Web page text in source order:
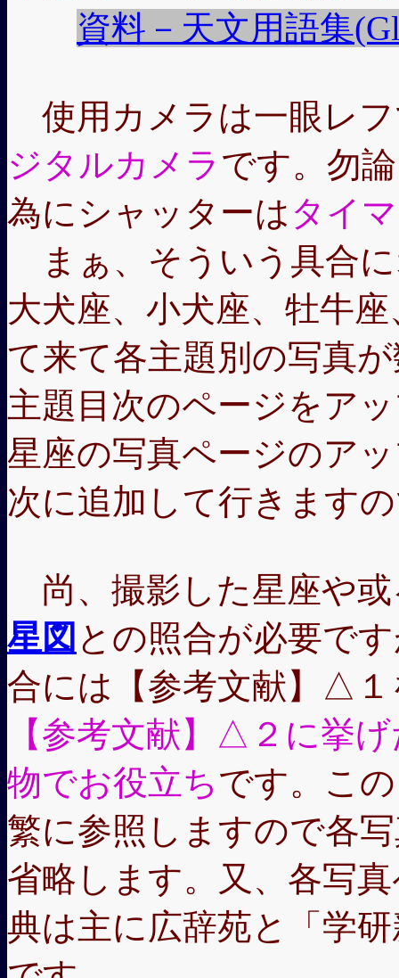
資料－天文用語集
使用カメラは一眼レ
ジタルカメラ です。勿
為にシャッターは タイ
まぁ、そういう具合
大犬座、小犬座、牡牛
て来て各主題別の写真
主題目次のページをア
星座の写真ページのア
次に追加して行きます
尚、撮影した星座や
星図 との照合が必要で
合には【参考文献】△
【参考文献】△２に挙
物でお役立ちです。こ
繁に参照しますので各
省略します。又、各写
典は主に広辞苑と「学